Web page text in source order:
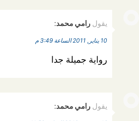
يقول رامي محمد:
10 يناير, 2011 الساعة 3:49 م
رواية جميلة جدا
يقول رامي محمد: